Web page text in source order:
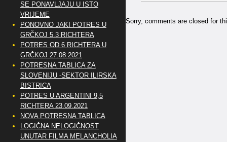
Sorry, comments are closed for
SE PONAVLJAJU U ISTO
VRIJEME
PONOVNO JAKI POTRES U
GRČKOJ 5.3 RICHTERA
POTRES OD 6 RICHTERA U
GRČKOJ 27.08.2021
POTRESNA TABLICA ZA
SLOVENIJU -SEKTOR ILIRSKA
BISTRICA
POTRES U ARGENTINI 9,5
RICHTERA 23.09.2021
NOVA POTRESNA TABLICA
LOGIČNA NELOGIČNOST
UNUTAR FILMA MELANCHOLIA